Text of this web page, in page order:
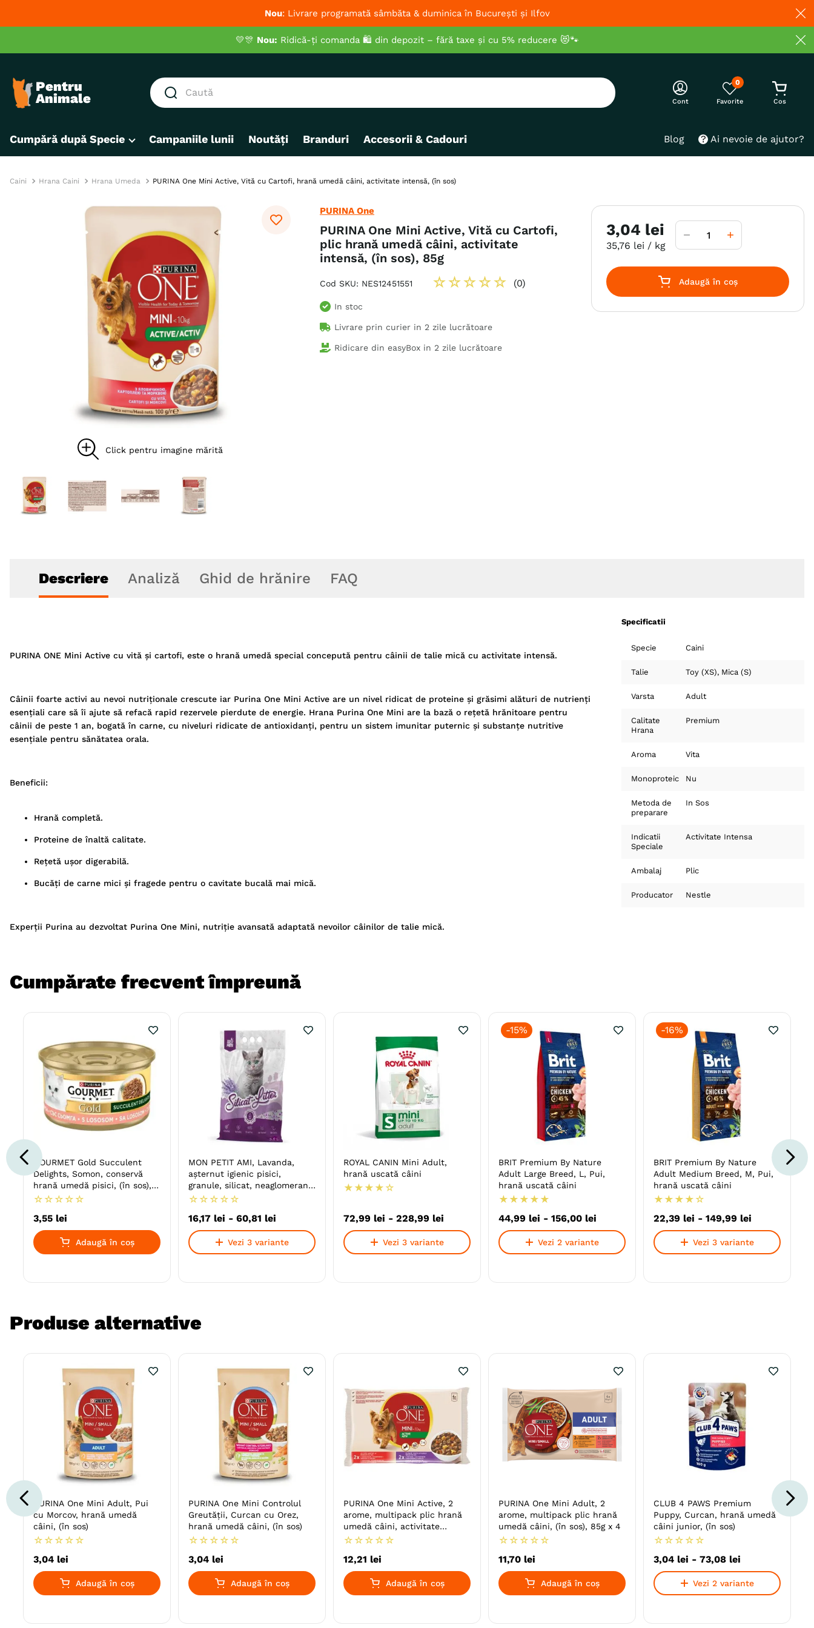
Nou: Livrare programată sâmbăta & duminica în București și Ilfov
💛🎊 Nou: Ridică-ți comanda 🛍️ din depozit – fără taxe și cu 5% reducere 😻🐾
Caută
1. hrana umeda pisici
3. hrana uscata pisici
hrana uscata câini
7. hypoallergenic
. acana
9. recompense caini
10. brit caini
Cont
0
Cumpără după Specie Campaniile lunii Noutăți Branduri Accesorii & Cadouri Blog Ai nevoie de ajutor?
Caini Hrana Caini Hrana Umeda PURINA One Mini Active, Vită cu Cartofi, hrană umedă câini, activitate intensă, (în sos)
PURINA One
PURINA One Mini Active, Vită cu Cartofi,
plic hrană umedă câini, activitate
intensă, (în sos), 85g
Cod SKU: NES12451551 ☆☆☆☆☆ (0)
In stoc
Livrare prin curier in 2 zile lucrătoare
Ridicare din easyBox in 2 zile lucrătoare
3,04 lei
35,76 lei / kg
Adaugă în coș
Descriere Analiză Ghid de hrănire FAQ
PURINA ONE Mini Active cu vită și cartofi, este o hrană umedă special concepută pentru câinii de talie mică cu activitate intensă.
Câinii foarte activi au nevoi nutriționale crescute iar Purina One Mini Active are un nivel ridicat de proteine și grăsimi alături de nutrienți
esențiali care să îi ajute să refacă rapid rezervele pierdute de energie. Hrana Purina One Mini are la bază o rețetă hrănitoare pentru
câinii de peste 1 an, bogată în carne, cu niveluri ridicate de antioxidanți, pentru un sistem imunitar puternic și substanțe nutritive
esențiale pentru sănătatea orala.
Beneficii:
Hrană completă.
Proteine de înaltă calitate.
Rețetă ușor digerabilă.
Bucăți de carne mici și fragede pentru o cavitate bucală mai mică.
Experții Purina au dezvoltat Purina One Mini, nutriție avansată adaptată nevoilor câinilor de talie mică.
Specificatii
Specie Caini
Talie Toy (XS) Mica (S)
Varsta Adult
Calitate
Hrana
Premium
Aroma Vita
Monoproteic Nu
Metoda de
preparare
In Sos
Indicatii
Speciale
Activitate Intensa
Ambalaj Plic
Producator Nestle
Cumpărate frecvent împreună
GOURMET Gold Succulent
Delights, Somon, conservă
hrană umedă pisici, (în sos),
85g
☆ ☆ ☆ ☆ ☆
3,55 lei
Adaugă în coș
MON PETIT AMI, Lavanda,
așternut igienic pisici,
granule, silicat, neaglomerant,
neutralizare mirosuri
☆ ☆ ☆ ☆ ☆
16,17 lei - 60,81 lei
Vezi 3 variante
ROYAL CANIN Mini Adult,
hrană uscată câini
★ ★ ★ ★ ☆
72,99 lei - 228,99 lei
Vezi 3 variante
-15%
BRIT Premium By Nature
Adult Large Breed, L, Pui,
hrană uscată câini
★ ★ ★ ★ ★
44,99 lei - 156,00 lei
Vezi 2 variante
-16%
BRIT Premium By Nature
Adult Medium Breed, M, Pui,
hrană uscată câini
★ ★ ★ ★ ☆
22,39 lei - 149,99 lei
Vezi 3 variante
Produse alternative
PURINA One Mini Adult, Pui
cu Morcov, hrană umedă
câini, (în sos)
☆ ☆ ☆ ☆ ☆
3,04 lei
Adaugă în coș
PURINA One Mini Controlul
Greutății, Curcan cu Orez,
hrană umedă câini, (în sos)
☆ ☆ ☆ ☆ ☆
3,04 lei
Adaugă în coș
PURINA One Mini Active, 2
arome, multipack plic hrană
umedă câini, activitate
intensă, (în sos), 100g x 4
☆ ☆ ☆ ☆ ☆
12,21 lei
Adaugă în coș
PURINA One Mini Adult, 2
arome, multipack plic hrană
umedă câini, (în sos), 85g x 4
☆ ☆ ☆ ☆ ☆
11,70 lei
Adaugă în coș
CLUB 4 PAWS Premium
Puppy, Curcan, hrană umedă
câini junior, (în sos)
☆ ☆ ☆ ☆ ☆
3,04 lei - 73,08 lei
Vezi 2 variante